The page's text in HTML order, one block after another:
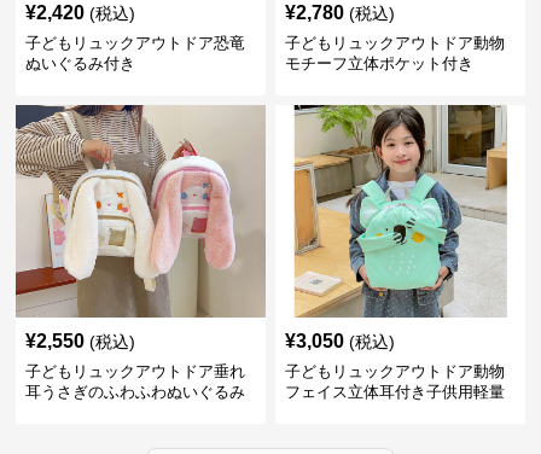
¥2,420 (税込)
子どもリュックアウトドア恐竜
ぬいぐるみ付き
¥2,780 (税込)
子どもリュックアウトドア動物
モチーフ立体ポケット付き
¥2,550 (税込)
子どもリュックアウトドア垂れ
耳うさぎのふわふわぬいぐるみ
¥3,050 (税込)
子どもリュックアウトドア動物
フェイス立体耳付き子供用軽量